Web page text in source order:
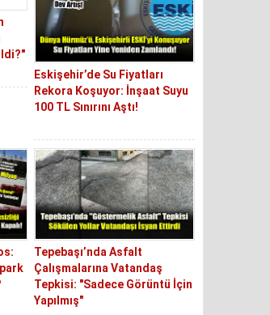
Eskişehir’de Su Fiyatları
Rekora Koşuyor: İnşaat Suyu
100 TL Sınırını Aştı!
Tepebaşı’nda Asfalt
Çalışmalarına Vatandaş
Tepkisi: "Sadece Görüntü İçin
Yapılmış"